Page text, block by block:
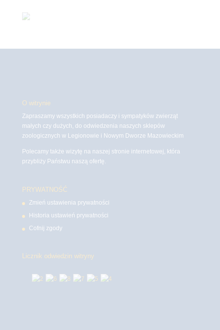
O witrynie
Zapraszamy wszystkich posiadaczy i sympatyków zwierząt
małych czy dużych, do odwiedzenia naszych sklepów
zoologicznych w Legionowie i Nowym Dworze Mazowieckim
Polecamy także wizytę na naszej stronie internetowej, która
przybliży Państwu naszą ofertę.
PRYWATNOŚĆ
Zmień ustawienia prywatności
Historia ustawień prywatności
Cofnij zgody
Licznik odwiedzin witryny